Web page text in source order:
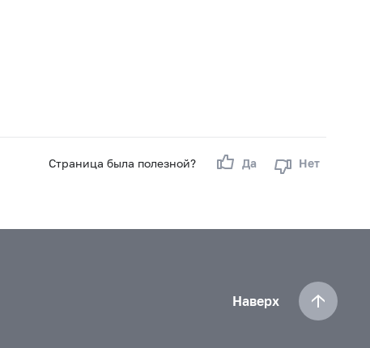
Страница была полезной? Да Нет
Наверх